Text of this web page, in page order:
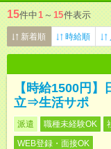
15件中1 ～ 15件表示
新着順 時給順
【時給1500円
立⇒生活サポ
派遣 職種未経験OK
WEB登録・面接OK